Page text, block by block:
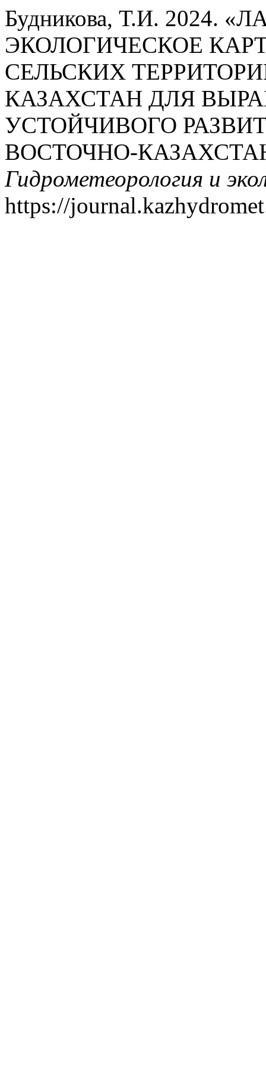
Будникова, Т.И. 2024.
ЭКОЛОГИЧЕСКОЕ
СЕЛЬСКИХ
КАЗАХСТАН ДЛЯ
УСТОЙЧИВОГО
ВОСТОЧНО-
Гидрометеорология и
https://